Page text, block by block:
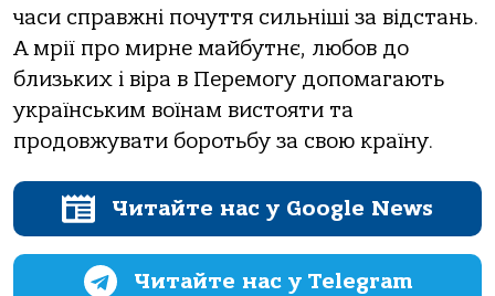
часи справжні почуття сильніші за відстань.
А мрії про мирне майбутнє, любов до
близьких і віра в Перемогу допомагають
українським воїнам вистояти та
продовжувати боротьбу за свою країну.
Читайте нас у Google News
Читайте нас у Telegram